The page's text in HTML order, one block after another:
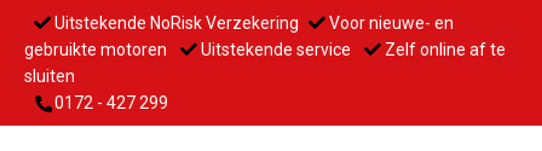
Uitstekende NoRisk Verzekering
Voor nieuwe- en
gebruikte motoren
Uitstekende service
Zelf online af te
sluiten
0172 - 427 299